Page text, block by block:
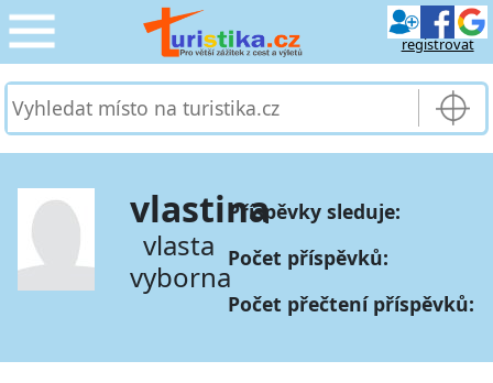
registrovat
CESTOVÁNÍ
SLUŽBY & DOPRAVA ›
PRO TURISTY ›
MOJE TURISTIKA ›
vlastina
vlasta
vyborna
Příspěvky sleduje:
Počet příspěvků:
Počet přečtení příspěvků: